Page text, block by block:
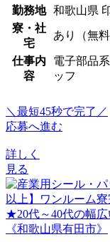
勤務地 和歌山県
寮・社
宅
あり（無料
仕事内
容
電子部品
ッフ
＼最短45秒で完了／
応募へ進む
詳しく
見る